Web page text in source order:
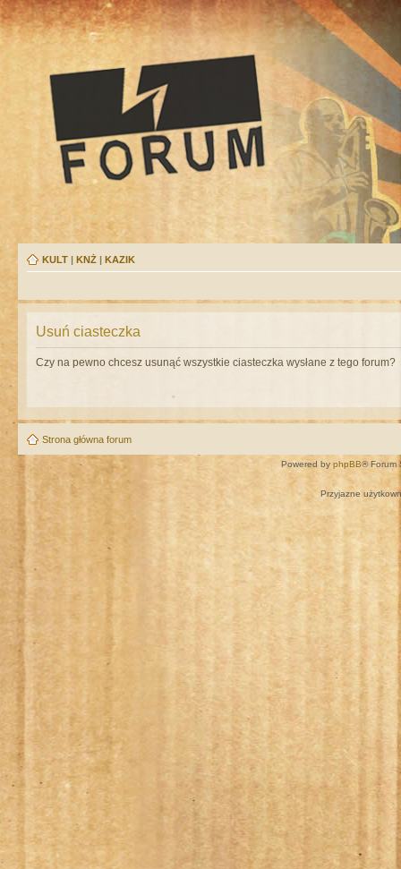
KULT | KNŻ | KAZIK
Usuń ciasteczka
Czy na pewno chcesz usunąć wszystkie ciasteczka wysłane z tego forum?
Strona główna forum
Powered by phpBB® Forum
Przyjazne